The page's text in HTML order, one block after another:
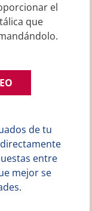
el
que
de tu
entre
mejor se